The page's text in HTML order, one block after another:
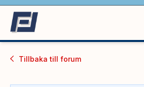
Tillbaka till forum